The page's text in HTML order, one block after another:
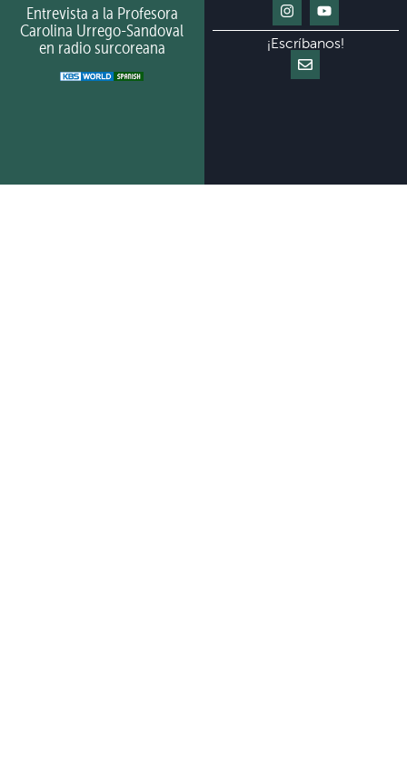
Entrevista a la Profesora
Carolina Urrego-Sandoval
en radio surcoreana
¡Escríbanos!